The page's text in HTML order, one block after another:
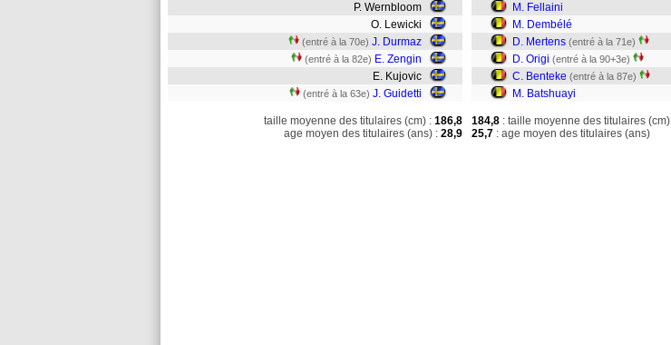
P. Wernbloom
O. Lewicki
(entré à la 70e) J. Durmaz
(entré à la 82e) E. Zengin
E. Kujovic
(entré à la 63e) J. Guidetti
taille moyenne des titulaires (cm) : 186,8
age moyen des titulaires (ans) : 28,9
M. Fellaini
M. Dembélé
D. Mertens (entré à la 71e)
D. Origi (entré à la 90+3e)
C. Benteke (entré à la 87e)
M. Batshuayi
184,8 : taille moyenne des titulaires (cm)
25,7 : age moyen des titulaires (ans)